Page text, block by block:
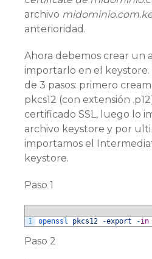
archivo
anterioridad.
Ahora debemos crear un
importarlo en el keystore.
de 3 pasos: primero
pkcs12 (con extensión
certificado SSL, luego lo
archivo keystore y por
importamos el
keystore.
Paso 1
1 openssl pkcs12 -export -in
Paso 2